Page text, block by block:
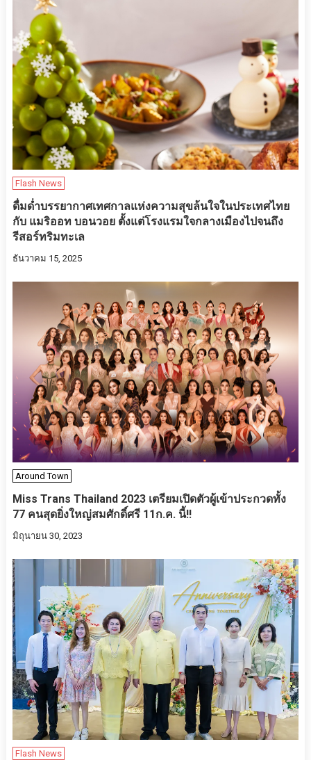
Flash News
ดื่มด่ำบรรยากาศเทศกาลแห่งความสุขล้นใจในประเทศไทย
กับ แมริออท บอนวอย ตั้งแต่โรงแรมใจกลางเมืองไปจนถึง
รีสอร์ทริมทะเล
ธันวาคม 15, 2025
Around Town
Miss Trans Thailand 2023 เตรียมเปิดตัวผู้เข้าประกวดทั้ง
77 คนสุดยิ่งใหญ่สมศักดิ์ศรี 11ก.ค. นี้!!
มิถุนายน 30, 2023
Flash News